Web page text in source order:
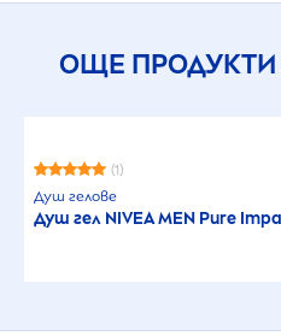
ОЩЕ ПРОДУКТИ
(1)
Душ гелове
Душ гел NIVEAMEN Pure